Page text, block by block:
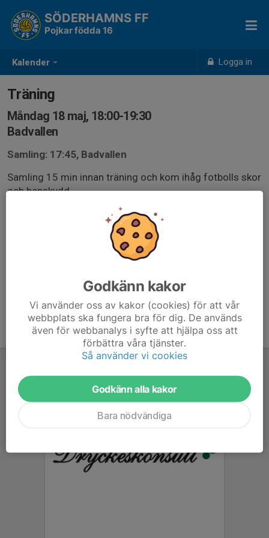
Kalender Logga in
SÖDERHAMNS FF
Pojkar födda 16
Träning
Måndag 18 maj, 18:00-19:30
Badvallen
Samling: 17:45, Badvallen
Samling 15 min innan träning och kom ihåg fotbolls skor
och benskydd.
Godkänn kakor
Vi använder oss av kakor (cookies) för att vår
webbplats ska fungera bra för dig. De används
även för webbanalys i syfte att hjälpa oss att
förbättra våra tjänster.
Så använder vi cookies
Godkänn alla kakor
Bara nödvändiga